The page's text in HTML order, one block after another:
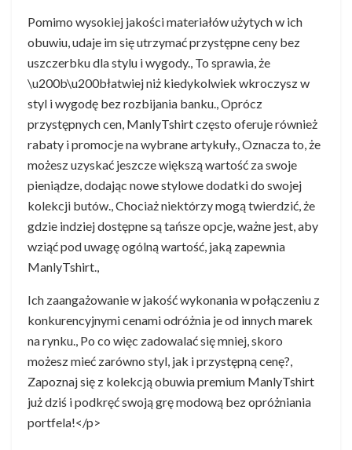
Pomimo wysokiej jakości materiałów użytych w ich
obuwiu, udaje im się utrzymać przystępne ceny bez
uszczerbku dla stylu i wygody., To sprawia, że
\u200b\u200błatwiej niż kiedykolwiek wkroczysz w
styl i wygodę bez rozbijania banku., Oprócz
przystępnych cen, ManlyTshirt często oferuje również
rabaty i promocje na wybrane artykuły., Oznacza to, że
możesz uzyskać jeszcze większą wartość za swoje
pieniądze, dodając nowe stylowe dodatki do swojej
kolekcji butów., Chociaż niektórzy mogą twierdzić, że
gdzie indziej dostępne są tańsze opcje, ważne jest, aby
wziąć pod uwagę ogólną wartość, jaką zapewnia
ManlyTshirt.,
Ich zaangażowanie w jakość wykonania w połączeniu z
konkurencyjnymi cenami odróżnia je od innych marek
na rynku., Po co więc zadowalać się mniej, skoro
możesz mieć zarówno styl, jak i przystępną cenę?,
Zapoznaj się z kolekcją obuwia premium ManlyTshirt
już dziś i podkręć swoją grę modową bez opróżniania
portfela!</p>